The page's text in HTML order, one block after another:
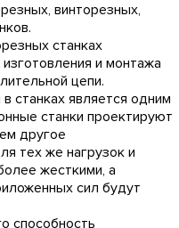
винторезных,
станках
и монтажа
цепи.
станках является одним
станки проектируют
другое
тех же нагрузок и
жесткими, а
сил будут
способность